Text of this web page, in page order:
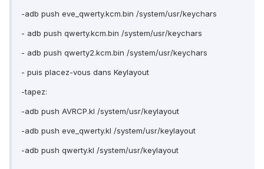
-adb push eve_qwerty.kcm.bin /system/usr/keychars
- adb push qwerty.kcm.bin /system/usr/keychars
- adb push qwerty2.kcm.bin /system/usr/keychars
- puis placez-vous dans Keylayout
-tapez:
-adb push AVRCP.kl /system/usr/keylayout
-adb push eve_qwerty.kl /system/usr/keylayout
-adb push qwerty.kl /system/usr/keylayout